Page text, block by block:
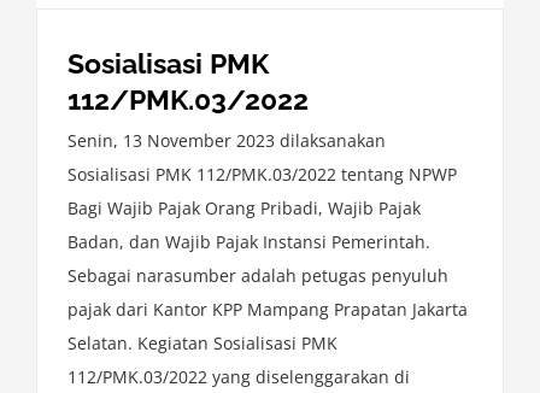
Sosialisasi PMK
112/PMK.03/2022
Senin, 13 November 2023 dilaksanakan
Sosialisasi PMK 112/PMK.03/2022 tentang NPWP
Bagi Wajib Pajak Orang Pribadi, Wajib Pajak
Badan, dan Wajib Pajak Instansi Pemerintah.
Sebagai narasumber adalah petugas penyuluh
pajak dari Kantor KPP Mampang Prapatan Jakarta
Selatan. Kegiatan Sosialisasi PMK
112/PMK.03/2022 yang diselenggarakan di